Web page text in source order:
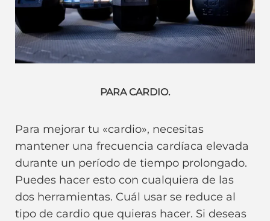
PARA CARDIO.
Para mejorar tu «cardio», necesitas
mantener una frecuencia cardíaca elevada
durante un período de tiempo prolongado.
Puedes hacer esto con cualquiera de las
dos herramientas. Cuál usar se reduce al
tipo de cardio que quieras hacer. Si deseas